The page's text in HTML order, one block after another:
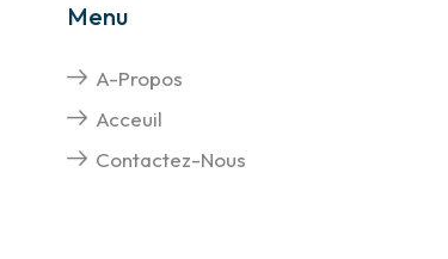
Menu
A-Propos
Acceuil
Contactez-Nous